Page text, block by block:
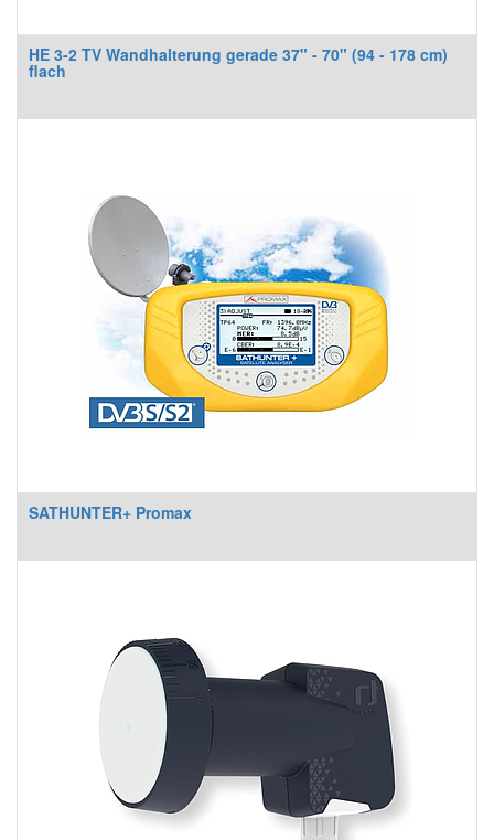
HE 3-2 TV Wandhalterung gerade 37" - 70" (94 - 178 cm)
flach
SATHUNTER+ Promax